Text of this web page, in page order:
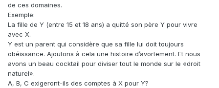
de ces domaines.
Exemple:
La fille de Y (entre 15 et 18 ans) a quitté son père Y pour vivre
avec X.
Y est un parent qui considère que sa fille lui doit toujours
obéissance. Ajoutons à cela une histoire d’avortement. Et nous
avons un beau cocktail pour diviser tout le monde sur le «droit
naturel».
A, B, C exigeront-ils des comptes à X pour Y?